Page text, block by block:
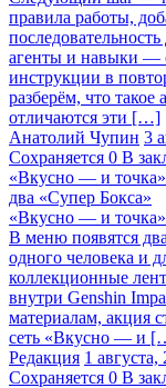
правила работы,
агенты и навыки —
инструкции в
разберём, что
отличаются эти […]
Анатолий Чупин 3
Сохраняется 0 В
«Вкусно — и точка»
два «Супер Бокса»
«Вкусно — и точка»
В меню появятся
одного человека и
коллекционные
внутри Genshin
материалам, акция
сеть «Вкусно — и
Редакция 1 августа,
Сохраняется 0 В